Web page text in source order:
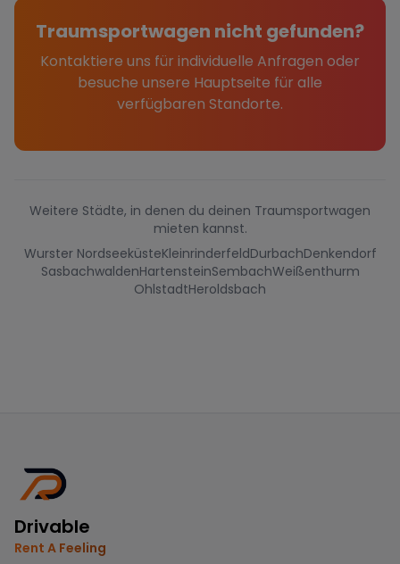
Traumsportwagen nicht gefunden?
Kontaktiere uns für individuelle Anfragen oder
besuche unsere Hauptseite für alle
verfügbaren Standorte.
Weitere Städte, in denen du deinen Traumsportwagen
mieten kannst.
Wurster NordseeküsteKleinrinderfeldDurbachDenkendorf
SasbachwaldenHartensteinSembachWeißenthurm
OhlstadtHeroldsbach
Drivable
Rent A Feeling